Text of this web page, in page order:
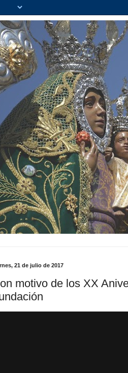
21 de julio de 2017
motivo de los XX